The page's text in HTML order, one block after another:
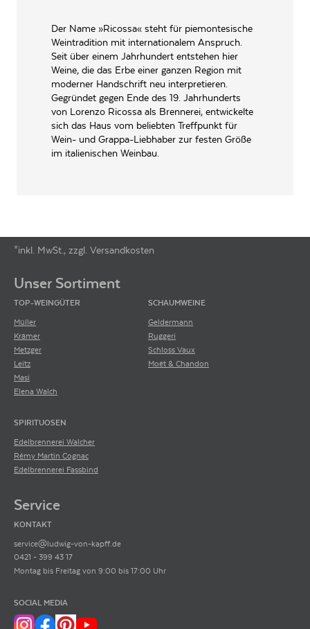
Priocca Piemont - Italien
8055684028774
123761
Der Name »Ricossa« steht für piemontesische
Weintradition mit internationalem Anspruch.
Seit über einem Jahrhundert entstehen hier
Weine, die das Erbe einer ganzen Region mit
moderner Handschrift neu interpretieren.
Gegründet gegen Ende des 19. Jahrhunderts
von Lorenzo Ricossa als Brennerei, entwickelte
sich das Haus vom beliebten Treffpunkt für
Wein- und Grappa-Liebhaber zur festen Größe
im italienischen Weinbau.
*inkl. MwSt., zzgl. Versandkosten
Unser Sortiment
TOP-WEINGÜTER
Müller
Krämer
Metzger
Leitz
Masi
Elena Walch
SCHAUMWEINE
Geldermann
Ruggeri
Schloss Vaux
Moët & Chandon
SPIRITUOSEN
Edelbrennerei Walcher
Rémy Martin Cognac
Edelbrennerei Fassbind
Service
KONTAKT
service@ludwig-von-kapff.de
0421 - 399 43 17
Montag bis Freitag von 9:00 bis 17:00 Uhr
SOCIAL MEDIA